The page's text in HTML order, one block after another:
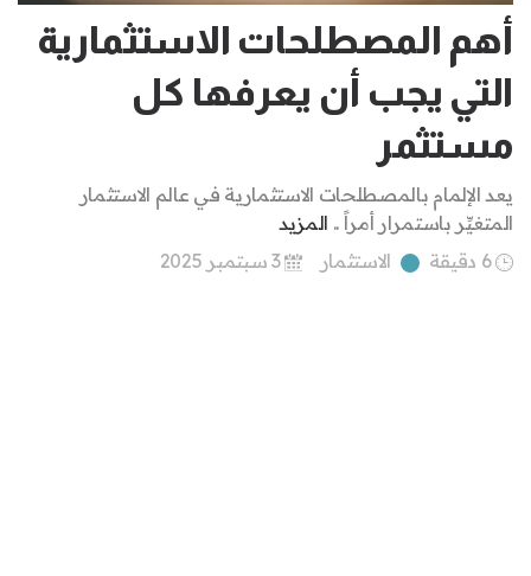
أهم المصطلحات الاستثمارية
التي يجب أن يعرفها كل
مستثمر
يعد الإلمام بالمصطلحات الاستثمارية في عالم الاستثمار
المتغيِّر باستمرار أمراً .. المزيد
6 دقيقة
الاستثمار 3 سبتمبر 2025